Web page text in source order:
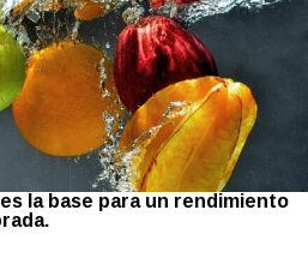
la base para un rendimiento